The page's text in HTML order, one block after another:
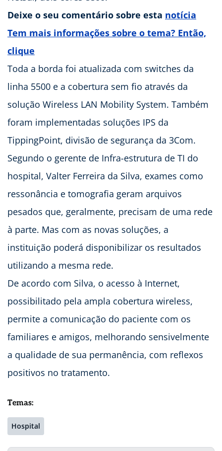
Deixe o seu comentário sobre esta notícia
Tem mais informações sobre o tema? Então,
clique
Toda a borda foi atualizada com switches da
linha 5500 e a cobertura sem fio através da
solução Wireless LAN Mobility System. Também
foram implementadas soluções IPS da
TippingPoint, divisão de segurança da 3Com.
Segundo o gerente de Infra-estrutura de TI do
hospital, Valter Ferreira da Silva, exames como
ressonância e tomografia geram arquivos
pesados que, geralmente, precisam de uma rede
à parte. Mas com as novas soluções, a
instituição poderá disponibilizar os resultados
utilizando a mesma rede.
De acordo com Silva, o acesso à Internet,
possibilitado pela ampla cobertura wireless,
permite a comunicação do paciente com os
familiares e amigos, melhorando sensivelmente
a qualidade de sua permanência, com reflexos
positivos no tratamento.
Temas:
Hospital